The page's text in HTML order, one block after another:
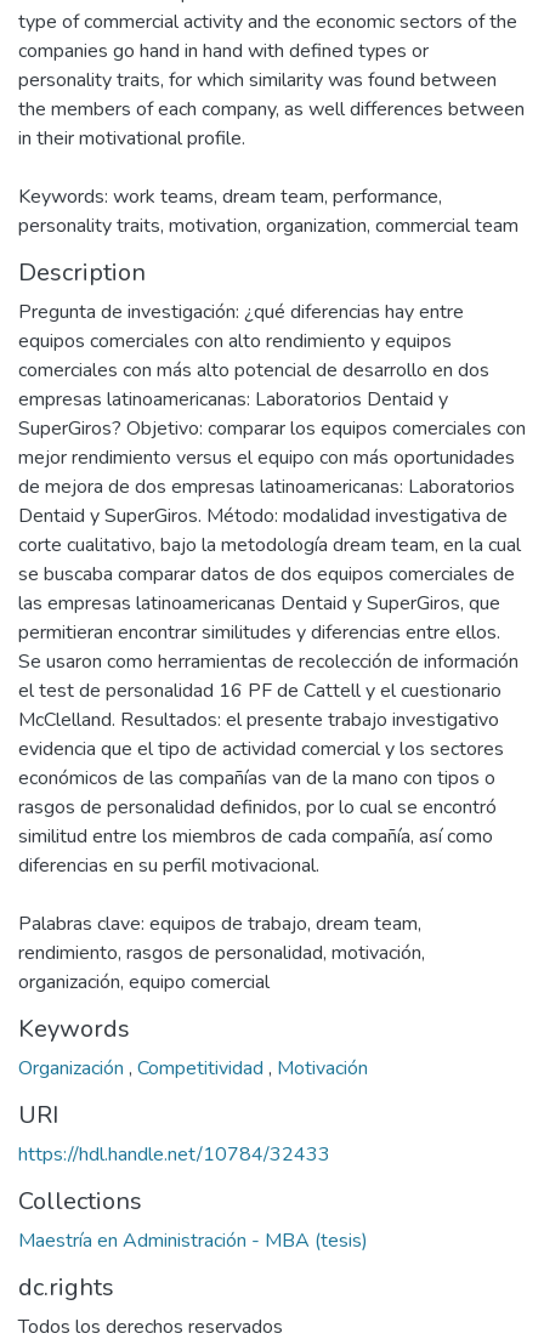
type of commercial activity and the economic sectors of the
companies go hand in hand with defined types or
personality traits, for which similarity was found between
the members of each company, as well differences between
in their motivational profile.
Keywords: work teams, dream team, performance,
personality traits, motivation, organization, commercial team
Description
Pregunta de investigación: ¿qué diferencias hay entre
equipos comerciales con alto rendimiento y equipos
comerciales con más alto potencial de desarrollo en dos
empresas latinoamericanas: Laboratorios Dentaid y
SuperGiros? Objetivo: comparar los equipos comerciales con
mejor rendimiento versus el equipo con más oportunidades
de mejora de dos empresas latinoamericanas: Laboratorios
Dentaid y SuperGiros. Método: modalidad investigativa de
corte cualitativo, bajo la metodología dream team, en la cual
se buscaba comparar datos de dos equipos comerciales de
las empresas latinoamericanas Dentaid y SuperGiros, que
permitieran encontrar similitudes y diferencias entre ellos.
Se usaron como herramientas de recolección de información
el test de personalidad 16 PF de Cattell y el cuestionario
McClelland. Resultados: el presente trabajo investigativo
evidencia que el tipo de actividad comercial y los sectores
económicos de las compañías van de la mano con tipos o
rasgos de personalidad definidos, por lo cual se encontró
similitud entre los miembros de cada compañía, así como
diferencias en su perfil motivacional.
Palabras clave: equipos de trabajo, dream team,
rendimiento, rasgos de personalidad, motivación,
organización, equipo comercial
Keywords
Organización , Competitividad , Motivación
URI
https://hdl.handle.net/10784/32433
Collections
Maestría en Administración - MBA (tesis)
dc.rights
Todos los derechos reservados